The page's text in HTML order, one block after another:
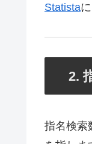
Statista
2.
指名検索